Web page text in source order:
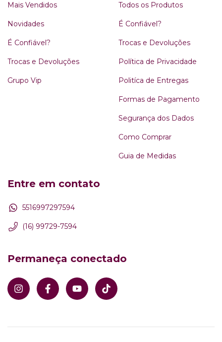
Mais Vendidos
Novidades
É Confiável?
Trocas e Devoluções
Grupo Vip
Todos os Produtos
É Confiável?
Trocas e Devoluções
Política de Privacidade
Politíca de Entregas
Formas de Pagamento
Segurança dos Dados
Como Comprar
Guia de Medidas
Entre em contato
5516997297594
(16) 99729-7594
Permaneça conectado